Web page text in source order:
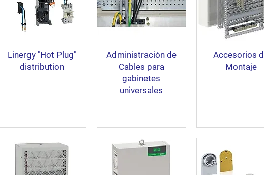
Linergy "Hot Plug"
distribution
Administración de
Cables para
gabinetes
universales
Accesorios
Montaje